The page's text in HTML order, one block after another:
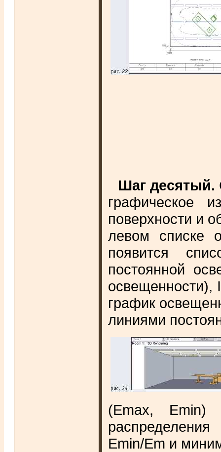
Шаг десятый.
графическое
поверхности и
левом списке
появится
постоянной
освещенности),
график
линиями
(Emax, Emin)
Emin/Em и